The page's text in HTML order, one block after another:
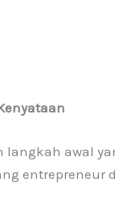
awal
entrepreneur